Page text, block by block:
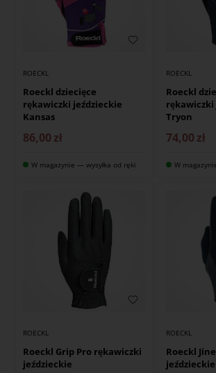
ROECKL
Roeckl dziecięce
rękawiczki jeździeckie
Kansas
86,00 zł
W magazynie — wysyłka od ręki
ROECKL
Roeckl
rękawiczki
Tryon
74,00 zł
W
ROECKL
Roeckl Grip Pro rękawiczki
jeździeckie
ROECKL
Roeckl
jeździeckie